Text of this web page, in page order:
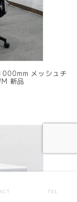
メッシュチ
新品
TEL